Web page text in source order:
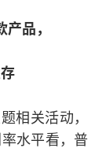
品，
相关活动，
水平看，普